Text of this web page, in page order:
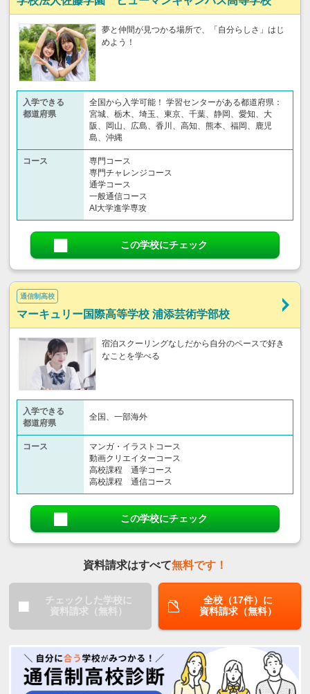
夢と仲間が見つかる場所で、「自分らしさ」はじ
めよう！
入学できる
都道府県
全国から入学可能！ 学習センターがある都道府県：
宮城、栃木、埼玉、東京、千葉、静岡、愛知、大
阪、岡山、広島、香川、高知、熊本、福岡、鹿児
島、沖縄
コース
専門コース
専門チャレンジコース
通学コース
一般通信コース
AI大学進学専攻
この学校にチェック
通信制高校
マーキュリー国際高等学校 浦添芸術学部校
宿泊スクーリングなしだから自分のペースで好き
なことを学べる
入学できる
都道府県
全国、一部海外
コース
マンガ・イラストコース
動画クリエイターコース
高校課程 通学コース
高校課程 通信コース
この学校にチェック
資料請求はすべて無料です！
チェックした学校に
資料請求（無料）
全校（17件）に
資料請求（無料）